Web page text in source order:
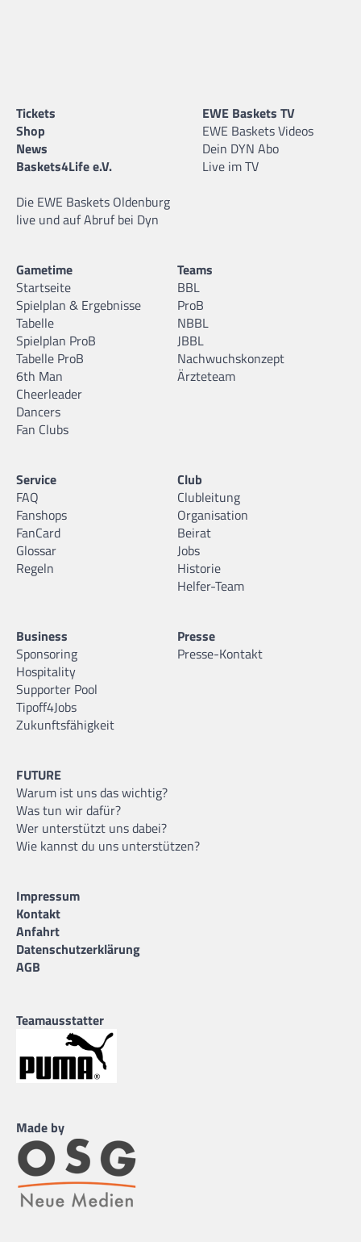
Tickets
Shop
News
Baskets4Life e.V.
Die EWE Baskets Oldenburg
live und auf Abruf bei Dyn
EWE Baskets TV
EWE Baskets Videos
Dein DYN Abo
Live im TV
Gametime
Startseite
Spielplan & Ergebnisse
Tabelle
Spielplan ProB
Tabelle ProB
6th Man
Cheerleader
Dancers
Fan Clubs
Teams
BBL
ProB
NBBL
JBBL
Nachwuchskonzept
Ärzteteam
Service
FAQ
Fanshops
FanCard
Glossar
Regeln
Club
Clubleitung
Organisation
Beirat
Jobs
Historie
Helfer-Team
Business
Sponsoring
Hospitality
Supporter Pool
Tipoff4Jobs
Zukunftsfähigkeit
Presse
Presse-Kontakt
FUTURE
Warum ist uns das wichtig?
Was tun wir dafür?
Wer unterstützt uns dabei?
Wie kannst du uns unterstützen?
Impressum
Kontakt
Anfahrt
Datenschutzerklärung
AGB
Teamausstatter
Made by